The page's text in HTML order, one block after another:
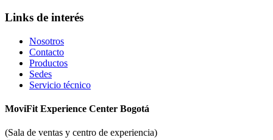
Links de interés
Nosotros
Contacto
Productos
Sedes
Servicio técnico
MoviFit Experience Center Bogotá
(Sala de ventas y centro de experiencia)